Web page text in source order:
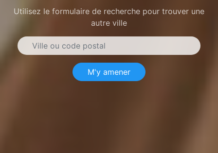
Utilisez le formulaire de recherche pour trouver une
autre ville
M'y amener